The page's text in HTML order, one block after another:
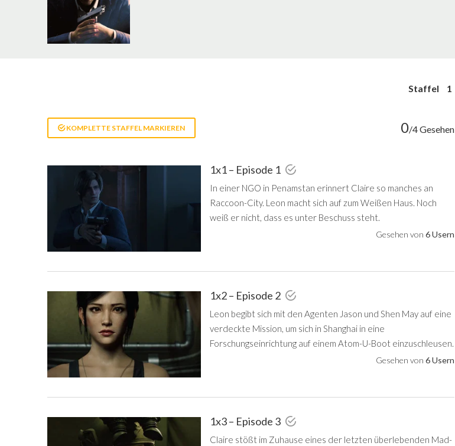
Staffel 1
KOMPLETTE STAFFEL MARKIEREN 0/4 Gesehen
1x1 – Episode 1
In einer NGO in Penamstan erinnert Claire so manches an
Raccoon-City. Leon macht sich auf zum Weißen Haus. Noch
weiß er nicht, dass es unter Beschuss steht.
Gesehen von 6 Usern
1x2 – Episode 2
Leon begibt sich mit den Agenten Jason und Shen May auf eine
verdeckte Mission, um sich in Shanghai in eine
Forschungseinrichtung auf einem Atom-U-Boot einzuschleusen.
Gesehen von 6 Usern
1x3 – Episode 3
Claire stößt im Zuhause eines der letzten überlebenden Mad-